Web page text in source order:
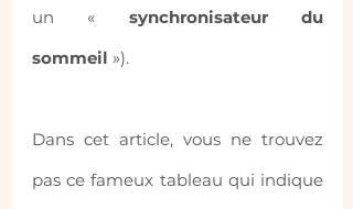
un « synchronisateur du
sommeil »).
Dans cet article, vous ne trouvez
pas ce fameux tableau qui indique